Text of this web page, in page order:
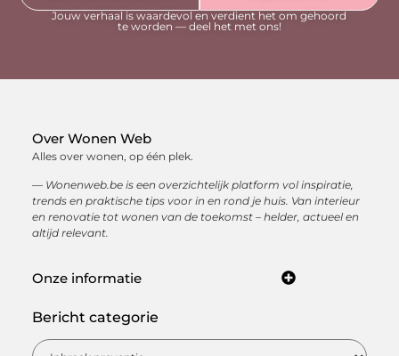
Jouw verhaal is waardevol en verdient het om gehoord
te worden — deel het met ons!
Over Wonen Web
Alles over wonen, op één plek.
— Wonenweb.be is een overzichtelijk platform vol inspiratie,
trends en praktische tips voor in en rond je huis. Van interieur
en renovatie tot wonen van de toekomst – helder, actueel en
altijd relevant.
Onze informatie
Bericht categorie